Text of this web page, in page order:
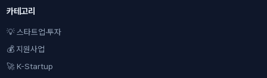
카테고리
💡 스타트업·투자
💰 지원사업
🚀 K-Startup